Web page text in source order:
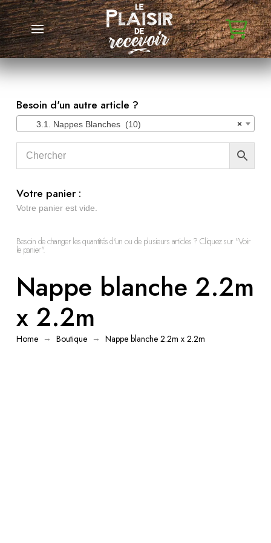
Besoin d'un autre article ?
×
3.1. Nappes Blanches (10)
Votre panier :
Votre panier est vide.
Besoin de changer les quantités d'un ou de plusieurs articles ? Cliquez sur "Voir
le panier".
Nappe blanche 2.2m
x 2.2m
Home → Boutique → Nappe blanche 2.2m x 2.2m